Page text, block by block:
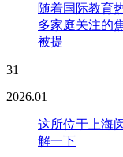
随着国际教育
多家庭关注的
被提
31
2026.01
这所位于上海
解一下